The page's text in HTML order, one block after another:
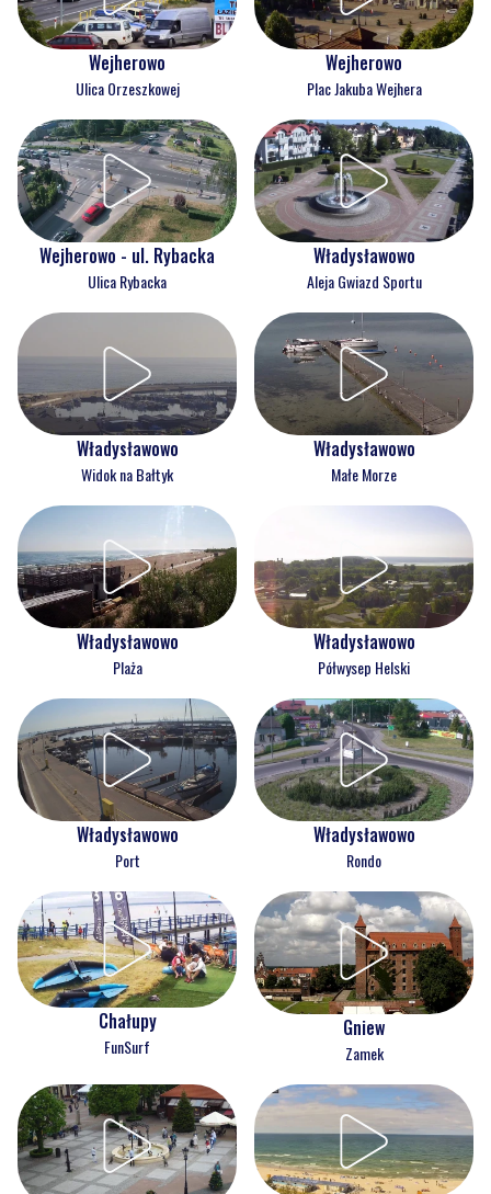
Wejherowo
Ulica Orzeszkowej
Wejherowo
Plac Jakuba Wejhera
Wejherowo - ul. Rybacka
Ulica Rybacka
Władysławowo
Aleja Gwiazd Sportu
Władysławowo
Widok na Bałtyk
Władysławowo
Małe Morze
Władysławowo
Plaża
Władysławowo
Półwysep Helski
Władysławowo
Port
Władysławowo
Rondo
Chałupy
FunSurf
Gniew
Zamek